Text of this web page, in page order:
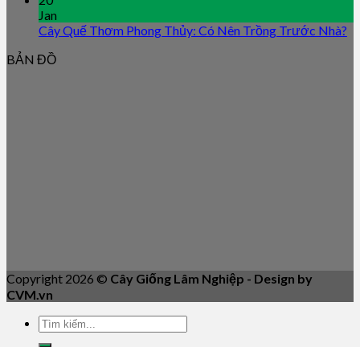
Jan
Cây Quế Thơm Phong Thủy: Có Nên Trồng Trước Nhà?
BẢN ĐỒ
Copyright 2026 © Cây Giống Lâm Nghiệp - Design by
CVM.vn